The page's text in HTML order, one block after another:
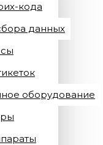
кода
данных
оборудование